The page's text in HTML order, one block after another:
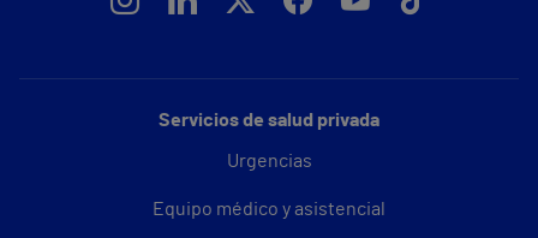
Servicios de salud privada
Urgencias
Equipo médico y asistencial